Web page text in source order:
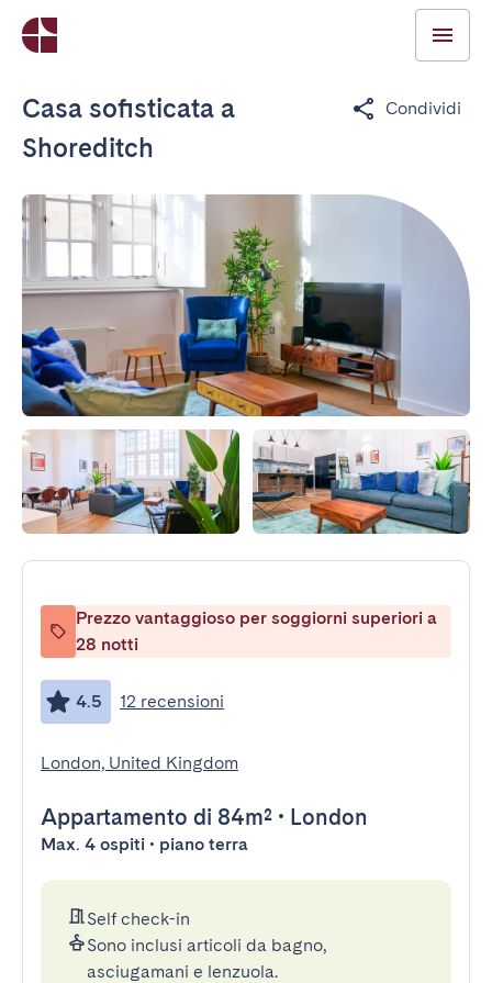
Casa sofisticata a
Shoreditch
Condividi
Prezzo vantaggioso per soggiorni superiori a
28 notti
4.5 12 recensioni
London, United Kingdom
Appartamento di 84m² • London
Max. 4 ospiti • piano terra
Self check-in
Sono inclusi articoli da bagno,
asciugamani e lenzuola.